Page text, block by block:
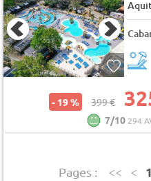
- 19 % 399 €
7/10 294
Pages : << < 1